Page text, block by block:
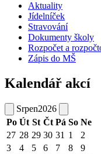
Aktuality
Jídelníček
Stravování
Dokumenty školy
Rozpočet a
Zápis do MŠ
Kalendář akcí
Srpen2026
Po Út St Čt Pá So Ne
27 28 29 30 31 1
2
3
4 5 6 7 8
9